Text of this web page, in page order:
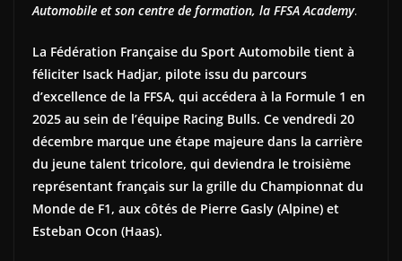
Automobile et son centre de formation, la FFSA Academy.
La Fédération Française du Sport Automobile tient à
féliciter Isack Hadjar, pilote issu du parcours
d’excellence de la FFSA, qui accédera à la Formule 1 en
2025 au sein de l’équipe Racing Bulls. Ce vendredi 20
décembre marque une étape majeure dans la carrière
du jeune talent tricolore, qui deviendra le troisième
représentant français sur la grille du Championnat du
Monde de F1, aux côtés de Pierre Gasly (Alpine) et
Esteban Ocon (Haas).